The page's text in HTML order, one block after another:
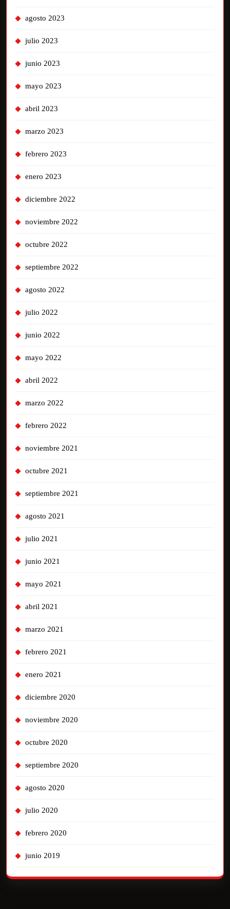
agosto 2023
julio 2023
junio 2023
mayo 2023
abril 2023
marzo 2023
febrero 2023
enero 2023
diciembre 2022
noviembre 2022
octubre 2022
septiembre 2022
agosto 2022
julio 2022
junio 2022
mayo 2022
abril 2022
marzo 2022
febrero 2022
noviembre 2021
octubre 2021
septiembre 2021
agosto 2021
julio 2021
junio 2021
mayo 2021
abril 2021
marzo 2021
febrero 2021
enero 2021
diciembre 2020
noviembre 2020
octubre 2020
septiembre 2020
agosto 2020
julio 2020
febrero 2020
junio 2019